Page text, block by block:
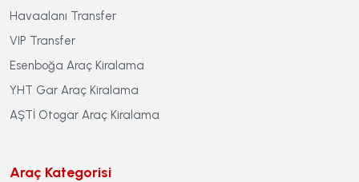
Havaalanı Transfer
VIP Transfer
Esenboğa Araç Kiralama
YHT Gar Araç Kiralama
AŞTİ Otogar Araç Kiralama
Araç Kategorisi